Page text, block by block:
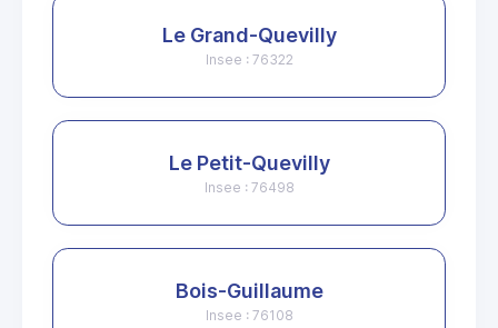
Le Grand-Quevilly
Insee : 76322
Le Petit-Quevilly
Insee : 76498
Bois-Guillaume
Insee : 76108